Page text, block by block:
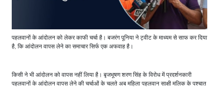
पहलवानों के आंदोलन को लेकर काफी चर्चा है। बजरंग पूनिया ने ट्वीट के माध्यम से साफ कर दिया
है, कि आंदोलन वापस लेने का समाचार सिर्फ एक अफवाह है।
किसी ने भी आंदोलन को वापस नहीं लिया है। बृजभूषण शरण सिंह के विरोध में प्रदर्शनकारी
पहलवानों के आंदोलन वापस लेने की चर्चाओं के चलते अब महिला पहलवान साक्षी मलिक के पश्चात